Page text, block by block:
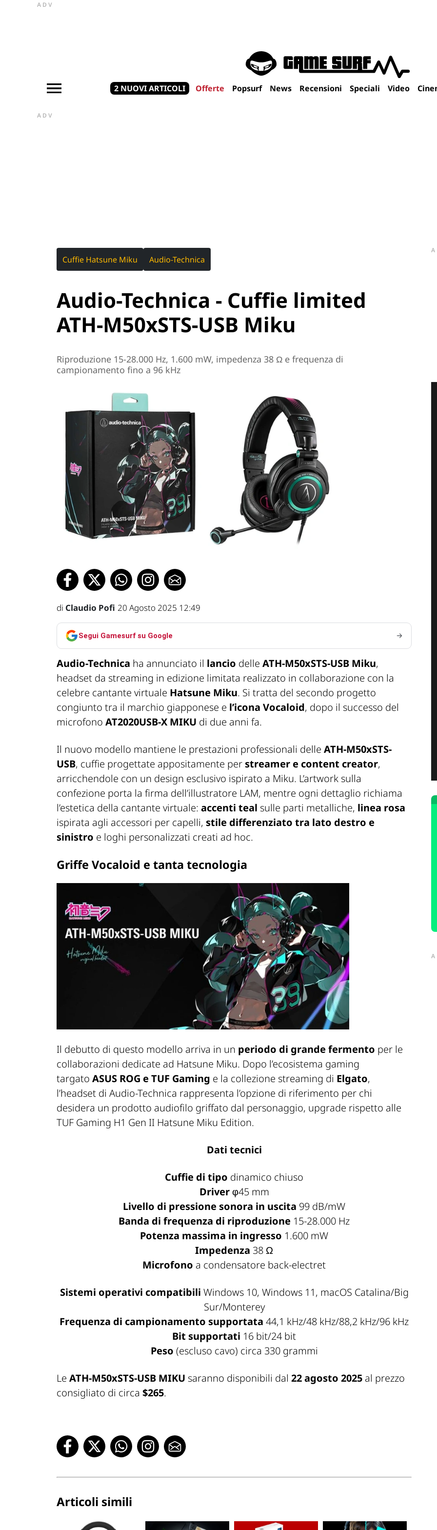
ADV
2 NUOVI ARTICOLI Offerte Popsurf News Recensioni Speciali Video
ADV
Cuffie Hatsune Miku Audio-Technica
Audio-Technica - Cuffie limited
ATH-M50xSTS-USB Miku
Riproduzione 15-28.000 Hz, 1.600 mW, impedenza 38 Ω e frequenza di
campionamento fino a 96 kHz
di Claudio Pofi 20 Agosto 2025 12:49
Segui Gamesurf su Google
Audio-Technica ha annunciato il lancio delle ATH-M50xSTS-USB Miku,
headset da streaming in edizione limitata realizzato in collaborazione con la
celebre cantante virtuale Hatsune Miku. Si tratta del secondo progetto
congiunto tra il marchio giapponese e l’icona Vocaloid, dopo il successo del
microfono AT2020USB-X MIKU di due anni fa.
Il nuovo modello mantiene le prestazioni professionali delle ATH-M50xSTS-
USB, cuffie progettate appositamente per streamer e content creator,
arricchendole con un design esclusivo ispirato a Miku. L’artwork sulla
confezione porta la firma dell’illustratore LAM, mentre ogni dettaglio richiama
l’estetica della cantante virtuale: accenti teal sulle parti metalliche, linea rosa
ispirata agli accessori per capelli, stile differenziato tra lato destro e
sinistro e loghi personalizzati creati ad hoc.
Griffe Vocaloid e tanta tecnologia
Il debutto di questo modello arriva in un periodo di grande fermento per le
collaborazioni dedicate ad Hatsune Miku. Dopo l’ecosistema gaming
targato ASUS ROG e TUF Gaming e la collezione streaming di Elgato,
l’headset di Audio-Technica rappresenta l’opzione di riferimento per chi
desidera un prodotto audiofilo griffato dal personaggio, upgrade rispetto alle
TUF Gaming H1 Gen II Hatsune Miku Edition.
Dati tecnici
Cuffie di tipo dinamico chiuso
Driverφ45 mm
Livello di pressione sonora in uscita 99 dB/mW
Banda di frequenza di riproduzione 15-28.000 Hz
Potenza massima in ingresso 1.600 mW
Impedenza 38 Ω
Microfono a condensatore back-electret
Sistemi operativi compatibili Windows 10, Windows 11, macOS Catalina/Big
Sur/Monterey
Frequenza di campionamento supportata 44,1 kHz/48 kHz/88,2 kHz/96 kHz
Bit supportati 16 bit/24 bit
Peso (escluso cavo) circa 330 grammi
Le ATH-M50xSTS-USB MIKU saranno disponibili dal 22 agosto 2025 al prezzo
consigliato di circa $265.
Articoli simili